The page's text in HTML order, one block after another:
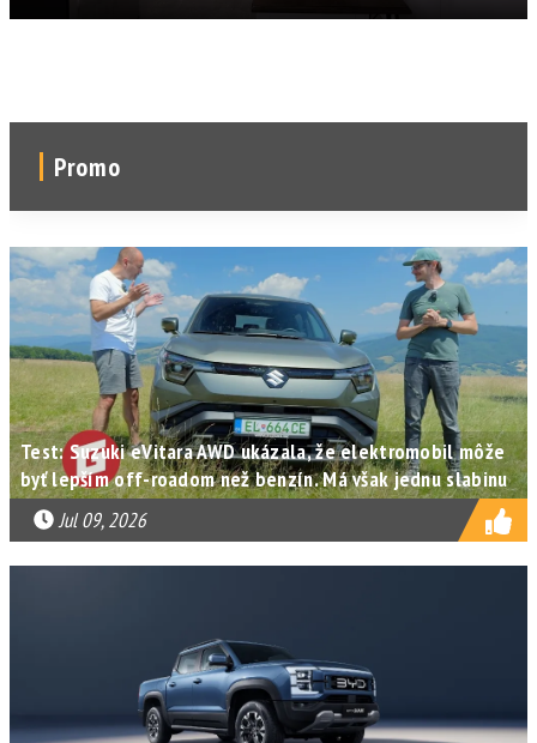
Promo
Test: Suzuki eVitara AWD ukázala, že elektromobil môže
byť lepším off-roadom než benzín. Má však jednu slabinu
Jul 09, 2026